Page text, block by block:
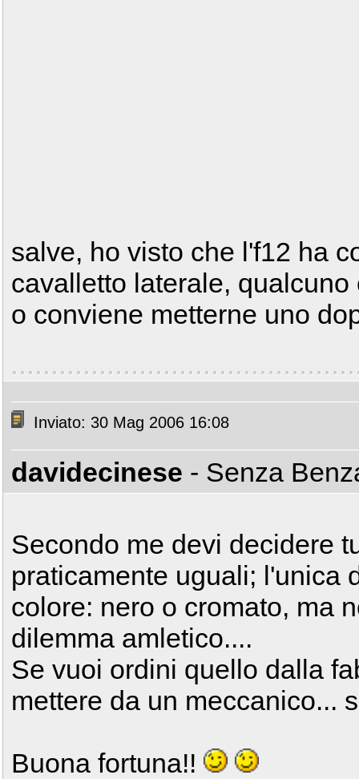
salve, ho visto che l'f12 ha
cavalletto laterale,
o conviene metterne uno
Inviato: 30 Mag 2006 16:08
davidecinese - Senza
Secondo me devi decidere
praticamente uguali; l'unica
colore: nero o cromato, ma
dilemma amletico....
Se vuoi ordini quello dalla
mettere da un meccanico...
Buona fortuna!!